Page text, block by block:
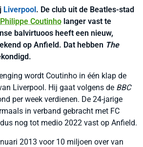
Liverpool. De club uit de Beatles-stad
Philippe Coutinho langer vast te
balvirtuoos heeft een nieuw,
op Anfield. Dat hebben The
wordt Coutinho in één klap de
Liverpool. Hij gaat volgens de BBC
per week verdienen. De 24-jarige
in verband gebracht met FC
nog tot medio 2022 vast op Anfield.
2013 voor 10 miljoen over van